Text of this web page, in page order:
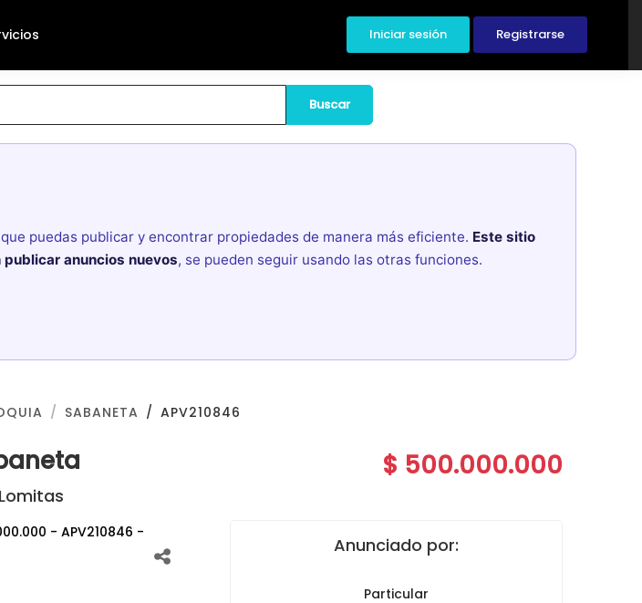
Iniciar sesión Registrarse
Buscar
puedas publicar y encontrar propiedades de manera más eficiente. Este sitio
anuncios nuevos, se pueden seguir usando las otras funciones.
SABANETA APV210846
$ 500.000.000
Anunciado por:
Particular